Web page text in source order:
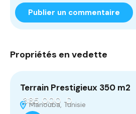
Propriétés en vedette
Terrain Prestigieux 350 m2
‫‪Manouba, Tunisie
385 000 D